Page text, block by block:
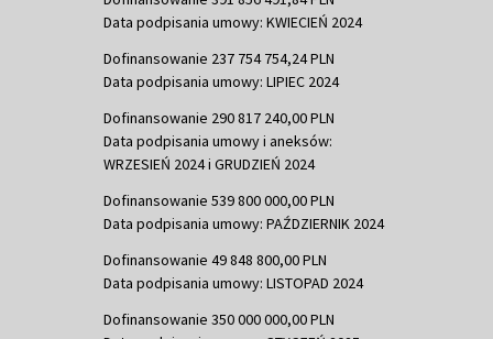
Data podpisania umowy: KWIECIEŃ 2024
Dofinansowanie 237 754 754,24 PLN
Data podpisania umowy: LIPIEC 2024
Dofinansowanie 290 817 240,00 PLN
Data podpisania umowy i aneksów:
WRZESIEŃ 2024 i GRUDZIEŃ 2024
Dofinansowanie 539 800 000,00 PLN
Data podpisania umowy: PAŹDZIERNIK 2024
Dofinansowanie 49 848 800,00 PLN
Data podpisania umowy: LISTOPAD 2024
Dofinansowanie 350 000 000,00 PLN